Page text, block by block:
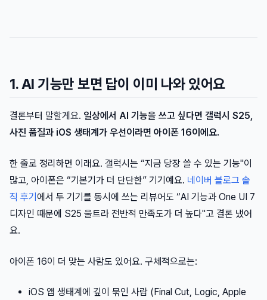
1. AI 기능만 보면 답이 이미 나와 있어요
결론부터 말할게요. 일상에서 AI 기능을 쓰고 싶다면 갤럭시 S25,
사진 품질과 iOS 생태계가 우선이라면 아이폰 16이에요.
한 줄로 정리하면 이래요. 갤럭시는 “지금 당장 쓸 수 있는 기능"이
많고, 아이폰은 “기본기가 더 단단한” 기기예요. 네이버 블로그 솔
직 후기 에서 두 기기를 동시에 쓰는 리뷰어도 “AI 기능과 One UI 7
디자인 때문에 S25 울트라 전반적 만족도가 더 높다"고 결론 냈어
요.
아이폰 16이 더 맞는 사람도 있어요. 구체적으로는:
iOS 앱 생태계에 깊이 묶인 사람 (Final Cut, Logic, Apple